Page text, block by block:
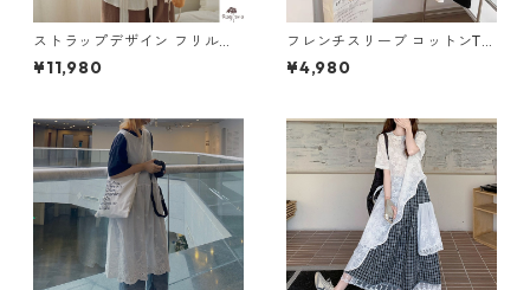
ストラップデザイン フリルブ
ラウス M 250393
¥11,980
フレンチスリーブ コットンTシ
ャツ Y 10917
¥4,980